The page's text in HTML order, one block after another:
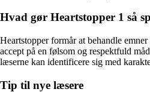
Hvad gør Heartstopper 1 så
Heartstopper formår at behandle
accept på en følsom og respektfuld
læserne kan identificere sig med
Tip til nye læsere